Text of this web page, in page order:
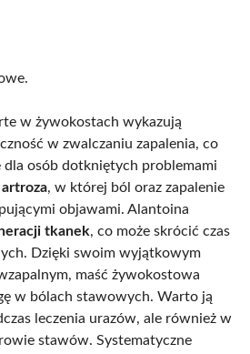
w żywokostach wykazują
w zwalczaniu zapalenia, co
dla osób dotkniętych problemami
artroza, w której ból oraz zapalenie
objawami. Alantoina
tkanek, co może skrócić czas
Dzięki swoim wyjątkowym
maść żywokostowa
w bólach stawowych. Warto ją
leczenia urazów, ale również w
stawów. Systematyczne